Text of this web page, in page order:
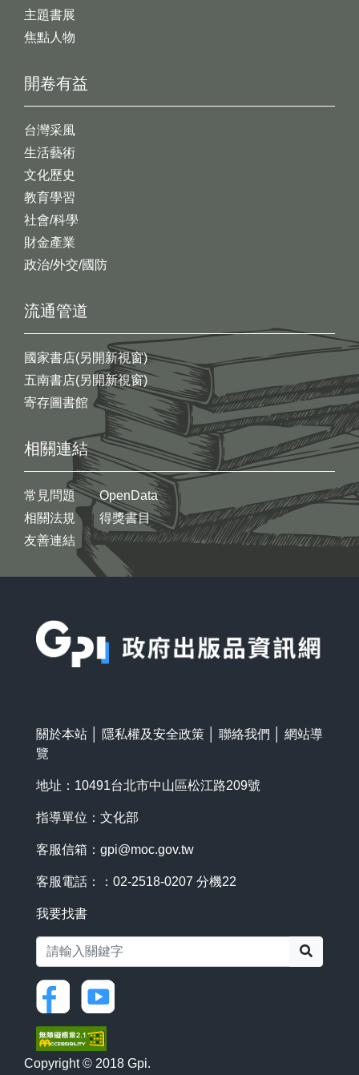
開卷有益
台灣采風
生活藝術
文化歷史
教育學習
社會/科學
財金產業
政治/外交/國防
主題書展
焦點人物
流通管道
國家書店(另開新視窗)
五南書店(另開新視窗)
寄存圖書館
相關連結
常見問題
相關法規
友善連結
OpenData
得獎書目
關於本站 隱私權及安全政策 聯絡我們
網站導
覽
地址：10491台北市中山區松江路209號
指導單位：文化部
客服信箱： gpi@moc.gov.tw
客服電話：：02-2518-0207 分機22
我要找書
Copyright © 2018 Gpi.